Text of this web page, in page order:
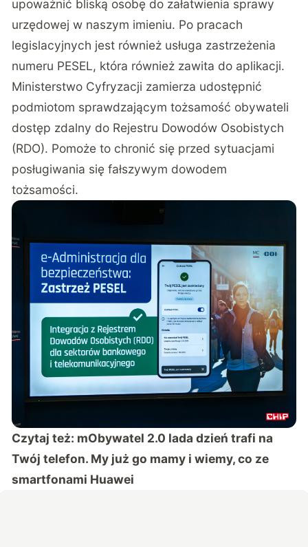
upoważnić bliską osobę do załatwienia sprawy
urzędowej w naszym imieniu. Po pracach
legislacyjnych jest również usługa zastrzeżenia
numeru PESEL, która również zawita do aplikacji.
Ministerstwo Cyfryzacji zamierza udostępnić
podmiotom sprawdzającym tożsamość obywateli
dostęp zdalny do Rejestru Dowodów Osobistych
(RDO). Pomoże to chronić się przed sytuacjami
posługiwania się fałszywym dowodem
tożsamości.
Czytaj też: mObywatel 2.0 lada dzień trafi na
Twój telefon. My już go mamy i wiemy, co ze
smartfonami Huawei